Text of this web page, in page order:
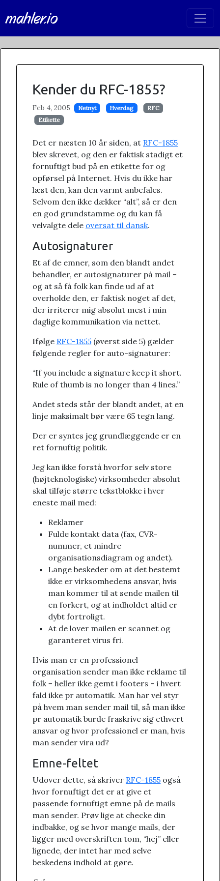
mahler.io
Kender du RFC-1855?
Feb 4, 2005 Netnyt Hverdag
RFC
Etikette
Det er næsten 10 år siden, at RFC-1855
blev skrevet, og den er faktisk stadigt et
fornuftigt bud på en etikette for og
opførsel på Internet. Hvis du ikke har
læst den, kan den varmt anbefales.
Selvom den ikke dækker “alt”, så er den
en god grundstamme og du kan få
velvalgte dele oversat til dansk.
Autosignaturer
Et af de emner, som den blandt andet
behandler, er autosignaturer på mail –
og at så få folk kan finde ud af at
overholde den, er faktisk noget af det,
der irriterer mig absolut mest i min
daglige kommunikation via nettet.
Ifølge RFC-1855 (øverst side 5) gælder
følgende regler for auto-signaturer:
“If you include a signature keep it short.
Rule of thumb is no longer than 4 lines.”
Andet steds står der blandt andet, at en
linje maksimalt bør være 65 tegn lang.
Der er syntes jeg grundlæggende er en
ret fornuftig politik.
Jeg kan ikke forstå hvorfor selv store
(højteknologiske) virksomheder absolut
skal tilføje større tekstblokke i hver
eneste mail med:
Reklamer
Fulde kontakt data (fax, CVR-
nummer, et mindre
organisationsdiagram og andet).
Lange beskeder om at det bestemt
ikke er virksomhedens ansvar, hvis
man kommer til at sende mailen til
en forkert, og at indholdet altid er
dybt fortroligt.
At de lover mailen er scannet og
garanteret virus fri.
Hvis man er en professionel
organisation sender man ikke reklame til
folk – heller ikke gemt i footers – i hvert
fald ikke pr automatik. Man har vel styr
på hvem man sender mail til, så man ikke
pr automatik burde fraskrive sig ethvert
ansvar og hvor professionel er man, hvis
man sender vira ud?
Emne-feltet
Udover dette, så skriver RFC-1855 også
hvor fornuftigt det er at give et
passende fornuftigt emne på de mails
man sender. Prøv lige at checke din
indbakke, og se hvor mange mails, der
ligger med overskriften tom, “hej” eller
lignede, der intet har med selve
beskedens indhold at gøre.